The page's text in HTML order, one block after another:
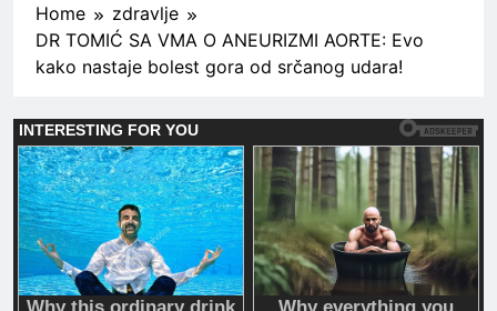
Home
zdravlje
DR TOMIĆ SA VMA O ANEURIZMI AORTE: Evo
kako nastaje bolest gora od srčanog udara!